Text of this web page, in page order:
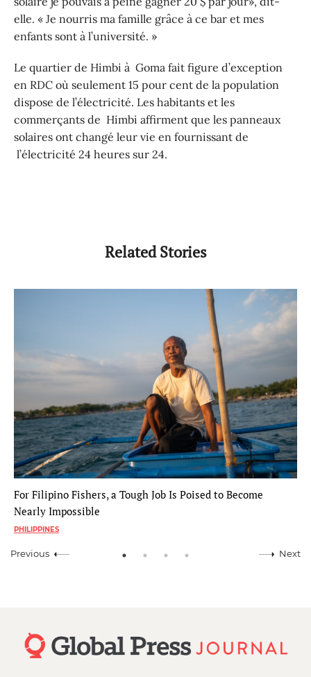
elle. « Je nourris ma famille grâce à ce bar et mes
enfants sont à l’université. »
Le quartier de Himbi à Goma fait figure d’exception
en RDC où seulement 15 pour cent de la population
dispose de l’électricité. Les habitants et les
commerçants de Himbi affirment que les panneaux
solaires ont changé leur vie en fournissant de
l’électricité 24 heures sur 24.
Related Stories
For Filipino Fishers, a Tough Job Is Poised to Become
Nearly Impossible
PHILIPPINES
Previous Next